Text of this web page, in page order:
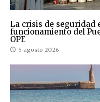
La crisis de seguridad
funcionamiento del
OPE
5 agosto 2026